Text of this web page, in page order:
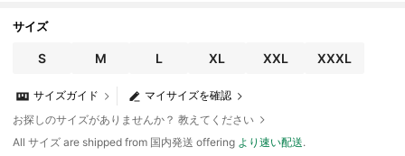
サイズ
S M L XL XXL XXXL
マイサイズを確認
サイズガイド
お探しのサイズがありませんか？ 教えてください
All サイズ are shipped from 国内発送 offering より速い配送.